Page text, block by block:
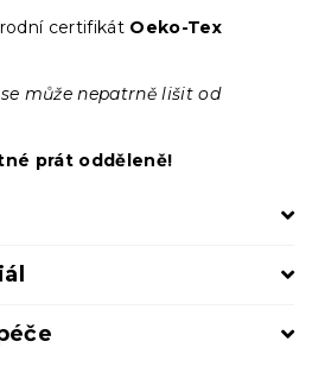
certifikát Oeko-Tex
může nepatrně lišit od
prát odděleně!